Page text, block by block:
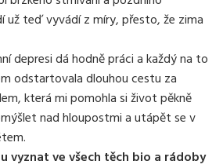
už teď vyvádí z míry, přesto, že zima
depresi dá hodně práci a každý na to
odstartovala dlouhou cestu za
která mi pomohla si život pěkně
nad hloupostmi a utápět se v
vyznat ve všech těch bio a rádoby